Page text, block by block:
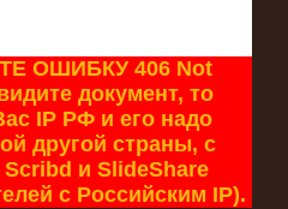
ОШИБКУ 406 Not
документ, то
IP РФ и его надо
другой страны, с
и SlideShare
с Российским IP).